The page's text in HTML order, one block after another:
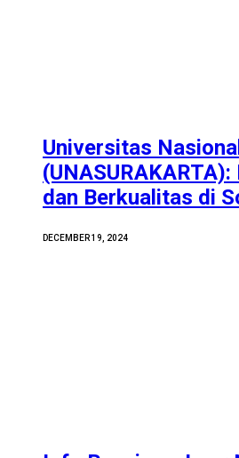
Universitas
dan Berkualitas di
DECEMBER 19, 2024